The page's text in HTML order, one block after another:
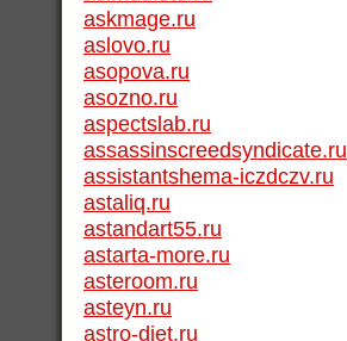
askmage.ru
aslovo.ru
asopova.ru
asozno.ru
aspectslab.ru
assassinscreedsyndicate.ru
assistantshema-iczdczv.ru
astaliq.ru
astandart55.ru
astarta-more.ru
asteroom.ru
asteyn.ru
astro-diet.ru